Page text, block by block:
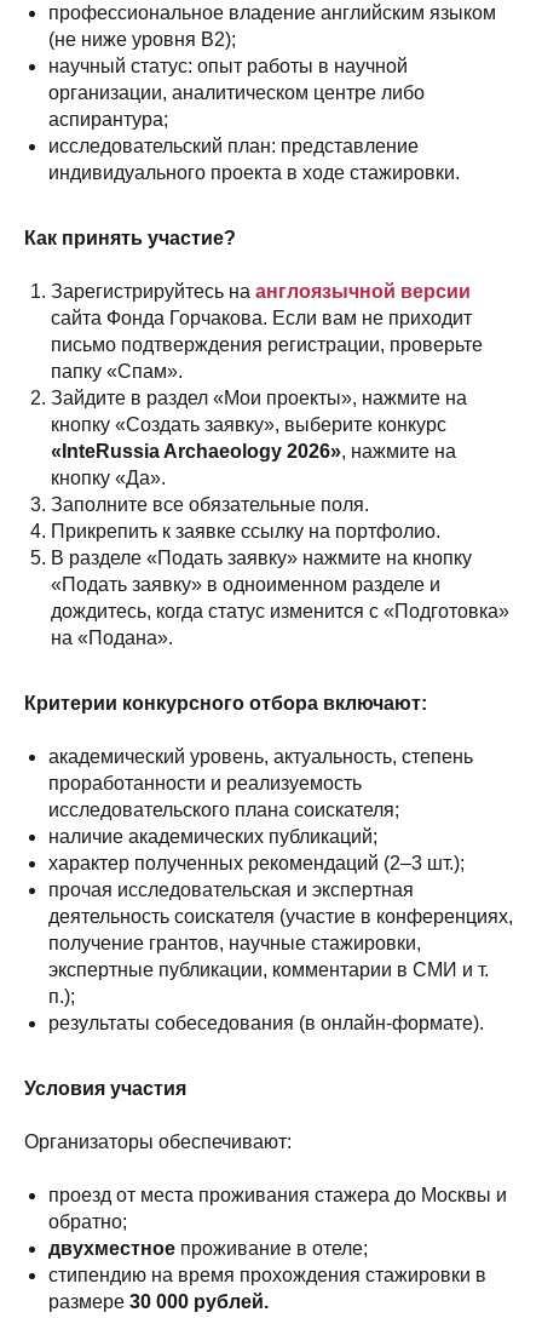
профессиональное владение английским языком
(не ниже уровня B2);
научный статус: опыт работы в научной
организации, аналитическом центре либо
аспирантура;
исследовательский план: представление
индивидуального проекта в ходе стажировки.
Как принять участие?
Зарегистрируйтесь на англоязычной версии
сайта Фонда Горчакова. Если вам не приходит
письмо подтверждения регистрации, проверьте
папку «Спам».
Зайдите в раздел «Мои проекты», нажмите на
кнопку «Создать заявку», выберите конкурс
«InteRussia Archaeology 2026», нажмите на
кнопку «Да».
Заполните все обязательные поля.
Прикрепить к заявке ссылку на портфолио.
В разделе «Подать заявку» нажмите на кнопку
«Подать заявку» в одноименном разделе и
дождитесь, когда статус изменится с «Подготовка»
на «Подана».
Критерии конкурсного отбора включают:
академический уровень, актуальность, степень
проработанности и реализуемость
исследовательского плана соискателя;
наличие академических публикаций;
характер полученных рекомендаций (2–3 шт.);
прочая исследовательская и экспертная
деятельность соискателя (участие в конференциях,
получение грантов, научные стажировки,
экспертные публикации, комментарии в СМИ и т.
п.);
результаты собеседования (в онлайн-формате).
Условия участия
Организаторы обеспечивают:
проезд от места проживания стажера до Москвы и
обратно;
двухместное проживание в отеле;
стипендию на время прохождения стажировки в
размере 30 000 рублей.